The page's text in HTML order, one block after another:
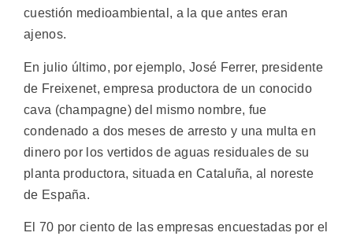
cuestión medioambiental, a la que antes eran
ajenos.
En julio último, por ejemplo, José Ferrer, presidente
de Freixenet, empresa productora de un conocido
cava (champagne) del mismo nombre, fue
condenado a dos meses de arresto y una multa en
dinero por los vertidos de aguas residuales de su
planta productora, situada en Cataluña, al noreste
de España.
El 70 por ciento de las empresas encuestadas por el